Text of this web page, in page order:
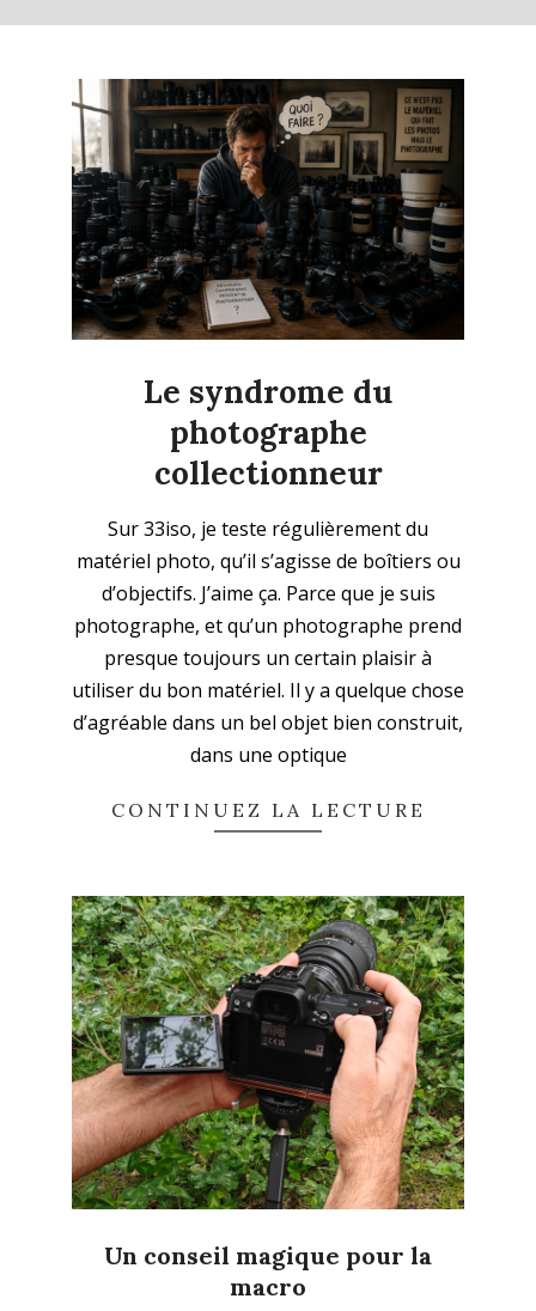
Le syndrome du
photographe
collectionneur
25
Sur 33iso, je teste régulièrement du
matériel photo, qu’il s’agisse de boîtiers ou
d’objectifs. J’aime ça. Parce que je suis
photographe, et qu’un photographe prend
presque toujours un certain plaisir à
utiliser du bon matériel. Il y a quelque chose
d’agréable dans un bel objet bien construit,
dans une optique
CONTINUEZ LA LECTURE
Un conseil magique pour la
macro